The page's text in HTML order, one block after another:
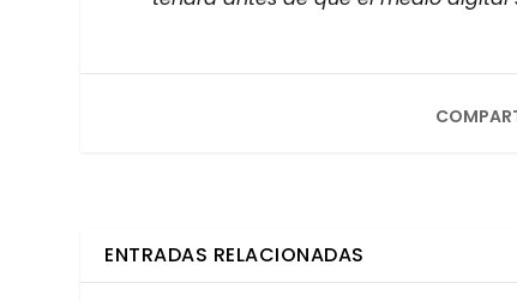
ENTRADAS RELACIONADAS